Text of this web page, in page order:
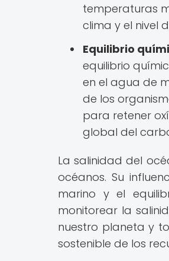
temperaturas
clima y el nivel
Equilibrio
equilibrio
en el agua de
de los
para retener
global del
La salinidad del
océanos. Su
marino y el
monitorear la
nuestro planeta y
sostenible de los